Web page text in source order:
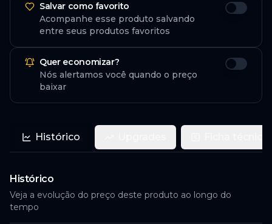
Salvar como favorito
Acompanhe esse produto salvando
entre seus produtos favoritos
Quer economizar?
Nós alertamos você quando o preço
baixar
Histórico
Histórico
Veja a evolução do preço deste produto ao longo do
tempo